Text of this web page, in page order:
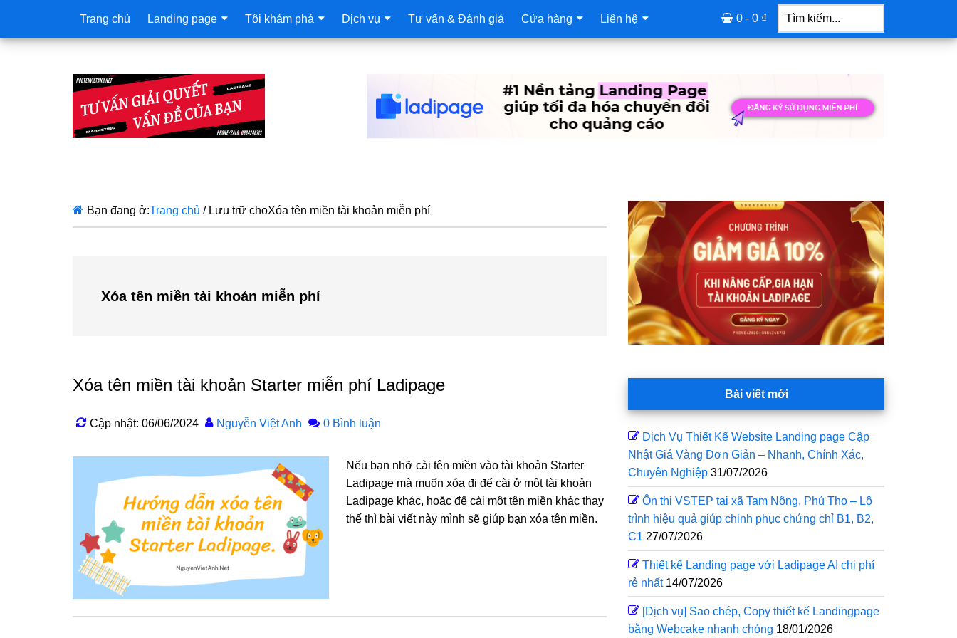
Trang chủ Landing page Tôi khám phá Dịch vụ Tư vấn & Đánh giá Cửa hàng Liên hệ
Tìm
kiếm...
0 - 0 ₫
Bạn đang ở:Trang chủ /Lưu trữ choXóa tên miền tài khoản miễn phí
Xóa tên miền tài khoản miễn phí
Xóa tên miền tài khoản Starter miễn phí Ladipage
Cập nhật: 06/06/2024 Nguyễn Việt Anh 0 Bình luận
Nếu bạn nhỡ cài tên miền vào tài khoản Starter
Ladipage mà muốn xóa đi để cài ở một tài khoản
Ladipage khác, hoặc để cài một tên miền khác thay
thế thì bài viết này mình sẽ giúp bạn xóa tên miền.
Sidebar
chính
Bài viết mới
Dịch Vụ Thiết Kế Website Landing page Cập
Nhật Giá Vàng Đơn Giản – Nhanh, Chính Xác,
Chuyên Nghiệp 31/07/2026
Ôn thi VSTEP tại xã Tam Nông, Phú Thọ – Lộ
trình hiệu quả giúp chinh phục chứng chỉ B1, B2,
C1 27/07/2026
Thiết kế Landing page với Ladipage AI chi phí
rẻ nhất 14/07/2026
[Dịch vụ] Sao chép, Copy thiết kế Landingpage
bằng Webcake nhanh chóng 18/01/2026